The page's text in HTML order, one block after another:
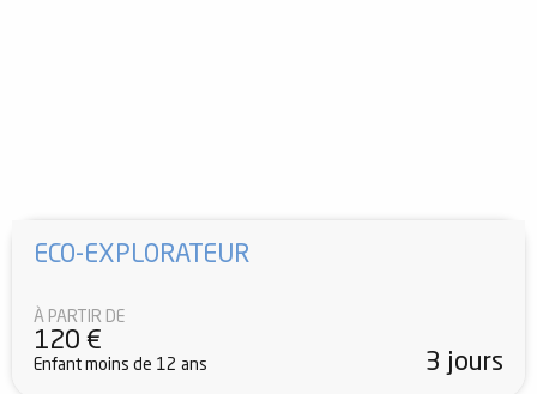
ECO-EXPLORATEUR
À PARTIR DE
120 €
Enfant moins de 12 ans 3 jours